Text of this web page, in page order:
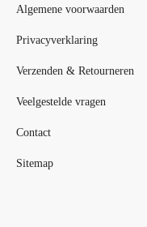
Algemene voorwaarden
Privacyverklaring
Verzenden & Retourneren
Veelgestelde vragen
Contact
Sitemap